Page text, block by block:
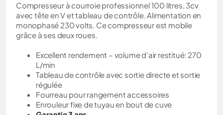
Compresseur à courroie professionnel 100 litres, 3cv
avec tête en V et tableau de contrôle. Alimentation en
monophasé 230 volts. Ce compresseur est mobile
grâce à ses deux roues.
Excellent rendement – volume d’air restitué: 270
L/min
Tableau de contrôle avec sortie directe et sortie
régulée
Fourreau pour rangement accessoires
Enrouleur fixe de tuyau en bout de cuve